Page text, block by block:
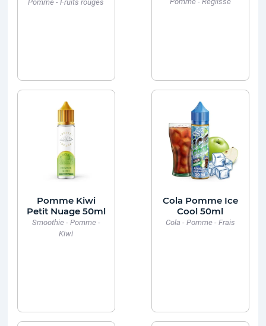
Pomme - Fruits rouges
Pomme Kiwi
Petit Nuage 50ml
Smoothie - Pomme -
Kiwi
Cola Pomme Ice
Cool 50ml
Cola - Pomme - Frais